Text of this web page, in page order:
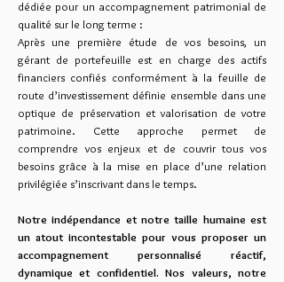
dédiée pour un accompagnement patrimonial de
qualité sur le long terme :
Après une première étude de vos besoins, un
gérant de portefeuille est en charge des actifs
financiers confiés conformément à la feuille de
route d’investissement définie ensemble dans une
optique de préservation et valorisation de votre
patrimoine. Cette approche permet de
comprendre vos enjeux et de couvrir tous vos
besoins grâce à la mise en place d’une relation
privilégiée s’inscrivant dans le temps.
Notre indépendance et notre taille humaine est
un atout incontestable pour vous proposer un
accompagnement personnalisé réactif,
dynamique et confidentiel. Nos valeurs, notre